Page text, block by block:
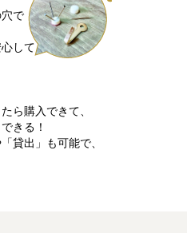
で
して
貸出」も可能で、
ら購入できて、
きる！